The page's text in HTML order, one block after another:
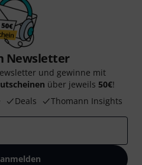
Newsletter
und gewinne mit
über jeweils 50€!
Deals Thomann Insights